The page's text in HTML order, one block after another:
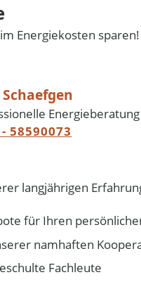
Energiekosten sparen!
58590073
langjährigen
für Ihren
namhaften
Fachleute